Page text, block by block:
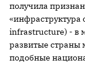
получила
infrastructure) - в
развитые страны
подобные